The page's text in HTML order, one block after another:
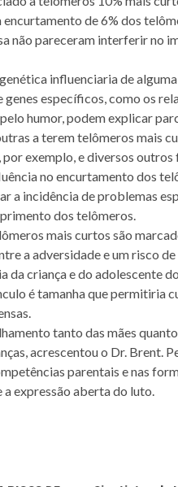
de 6% dos
não pareceram interferir no
influenciaria de
específicos, como os
humor, podem explicar
a terem telômeros mais
por exemplo, e diversos
no encurtamento dos
incidência de problemas
dos telômeros.
mais curtos são
a adversidade e um risco
da criança e do adolescente
é tamanha que permitiria
tanto das mães
acrescentou o Dr. Brent.
parentais e nas
expressão aberta do luto.